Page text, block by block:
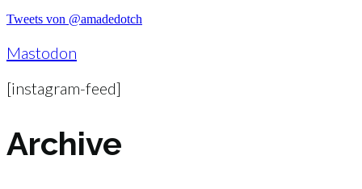
Tweets von @amadedotch
Mastodon
[instagram-feed]
Archive